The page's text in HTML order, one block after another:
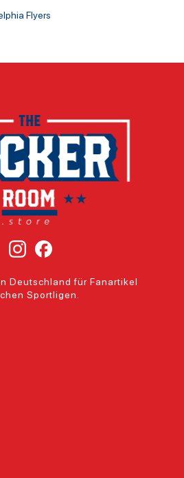
Flyers
Deutschland für Fanartikel
Sportligen.